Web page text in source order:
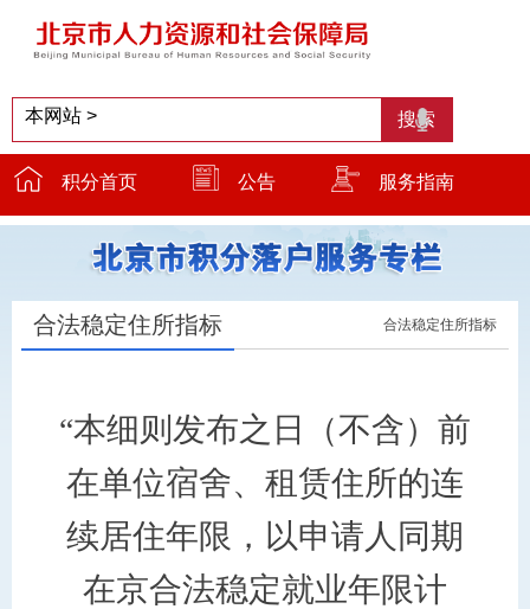
积分首页 公告 服务指南
服务窗口 温馨提示 小贴士
合法稳定住所指标 合法稳定住所指标
“本细则发布之日（不含）前
在单位宿舍、租赁住所的连
续居住年限，以申请人同期
在京合法稳定就业年限计